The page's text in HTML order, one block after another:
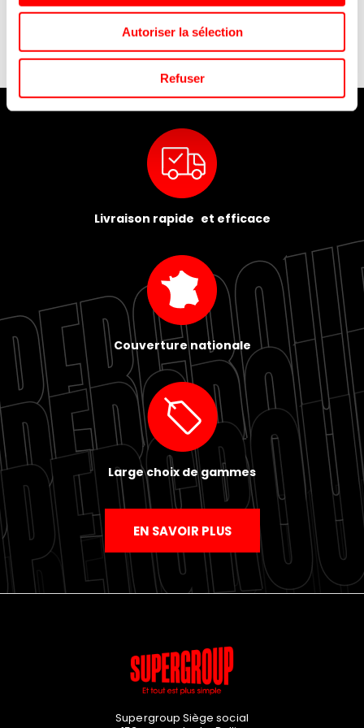
Autoriser la sélection
Refuser
Livraison rapide et efficace
Couverture nationale
Large choix de gammes
EN SAVOIR PLUS
Supergroup Siège social